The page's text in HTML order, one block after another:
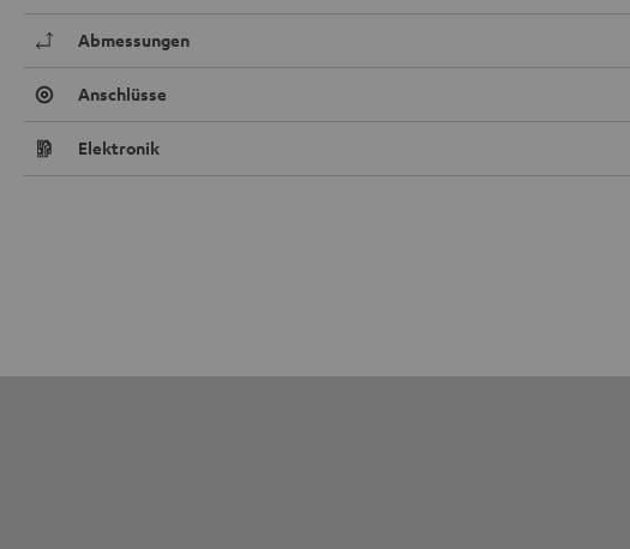
Abmessungen
Anschlüsse
Elektronik